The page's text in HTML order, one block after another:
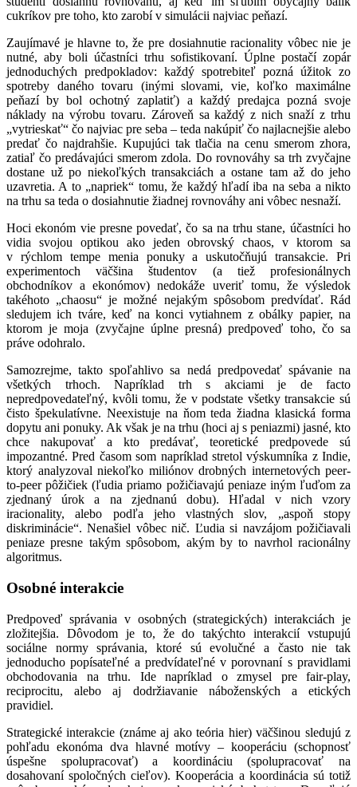
cukríkov pre toho, kto zarobí v simulácii najviac peňazí.
Zaujímavé je hlavne to, že pre dosiahnutie racionality vôbec nie je
nutné, aby boli účastníci trhu sofistikovaní. Úplne postačí zopár
jednoduchých predpokladov: každý spotrebiteľ pozná úžitok zo
spotreby daného tovaru (inými slovami, vie, koľko maximálne
peňazí by bol ochotný zaplatiť) a každý predajca pozná svoje
náklady na výrobu tovaru. Zároveň sa každý z nich snaží z trhu
„vytrieskať“ čo najviac pre seba – teda nakúpiť čo najlacnejšie alebo
predať čo najdrahšie. Kupujúci tak tlačia na cenu smerom zhora,
zatiaľ čo predávajúci smerom zdola. Do rovnováhy sa trh zvyčajne
dostane už po niekoľkých transakciách a ostane tam až do jeho
uzavretia. A to „napriek“ tomu, že každý hľadí iba na seba a nikto
na trhu sa teda o dosiahnutie žiadnej rovnováhy ani vôbec nesnaží.
Hoci ekonóm vie presne povedať, čo sa na trhu stane, účastníci ho
vidia svojou optikou ako jeden obrovský chaos, v ktorom sa
v rýchlom tempe menia ponuky a uskutočňujú transakcie. Pri
experimentoch väčšina študentov (a tiež profesionálnych
obchodníkov a ekonómov) nedokáže uveriť tomu, že výsledok
takéhoto „chaosu“ je možné nejakým spôsobom predvídať. Rád
sledujem ich tváre, keď na konci vytiahnem z obálky papier, na
ktorom je moja (zvyčajne úplne presná) predpoveď toho, čo sa
práve odohralo.
Samozrejme, takto spoľahlivo sa nedá predpovedať spávanie na
všetkých trhoch. Napríklad trh s akciami je de facto
nepredpovedateľný, kvôli tomu, že v podstate všetky transakcie sú
čisto špekulatívne. Neexistuje na ňom teda žiadna klasická forma
dopytu ani ponuky. Ak však je na trhu (hoci aj s peniazmi) jasné, kto
chce nakupovať a kto predávať, teoretické predpovede sú
impozantné. Pred časom som napríklad stretol výskumníka z Indie,
ktorý analyzoval niekoľko miliónov drobných internetových peer-
to-peer pôžičiek (ľudia priamo požičiavajú peniaze iným ľuďom za
zjednaný úrok a na zjednanú dobu). Hľadal v nich vzory
iracionality, alebo podľa jeho vlastných slov, „aspoň stopy
diskriminácie“. Nenašiel vôbec nič. Ľudia si navzájom požičiavali
peniaze presne takým spôsobom, akým by to navrhol racionálny
algoritmus.
Osobné interakcie
Predpoveď správania v osobných (strategických) interakciách je
zložitejšia. Dôvodom je to, že do takýchto interakcií vstupujú
sociálne normy správania, ktoré sú evolučné a často nie tak
jednoducho popísateľné a predvídateľné v porovnaní s pravidlami
obchodovania na trhu. Ide napríklad o zmysel pre fair-play,
reciprocitu, alebo aj dodržiavanie náboženských a etických
pravidiel.
Strategické interakcie (známe aj ako teória hier) väčšinou sledujú z
pohľadu ekonóma dva hlavné motívy – kooperáciu (schopnosť
úspešne spolupracovať) a koordináciu (spolupracovať na
dosahovaní spoločných cieľov). Kooperácia a koordinácia sú totiž